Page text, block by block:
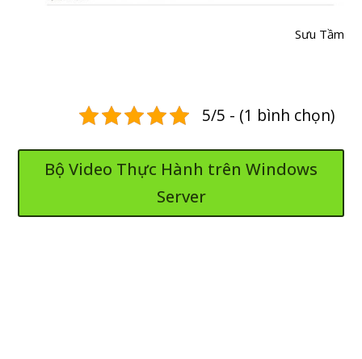
Sưu Tầm
5/5 - (1 bình chọn)
Bộ Video Thực Hành trên Windows
Server